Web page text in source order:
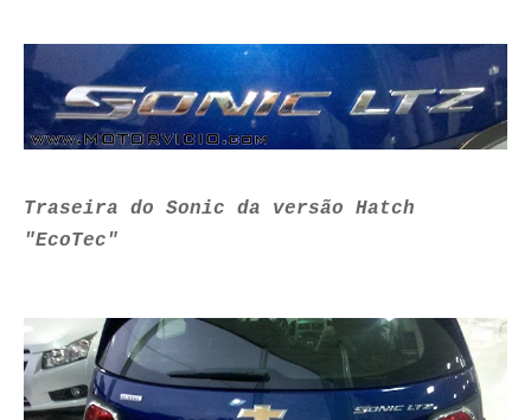
Traseira do Sonic da versão Hatch
"EcoTec"